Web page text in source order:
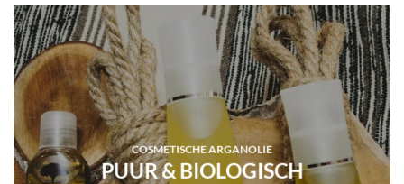
COSMETISCHE ARGANOLIE
PUUR & BIOLOGISCH